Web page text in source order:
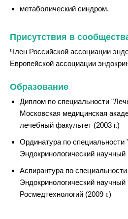
метаболический синдром.
Присутствия в
Член Российской ассоциации
Европейской ассоциации
Образование
Диплом по специальности
Московская медицинская
лечебный факультет (2003 г.)
Ординатура по специальности
Эндокринологический
Аспирантура по
Эндокринологический научный
Росмедтехнологий (2009 г.)